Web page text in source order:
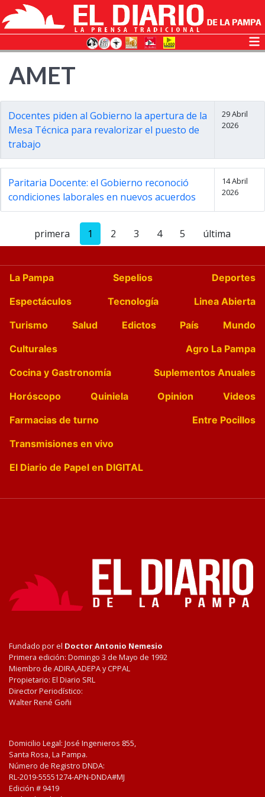
AMET
Docentes piden al Gobierno la apertura de la
Mesa Técnica para revalorizar el puesto de
trabajo
29 Abril
2026
Paritaria Docente: el Gobierno reconoció
condiciones laborales en nuevos acuerdos
14 Abril
2026
primera 1 2 3 4 5 última
La Pampa Sepelios
Deportes
Espectáculos
Tecnología
Linea Abierta
Turismo
Salud Edictos País
Mundo
Culturales
Agro La Pampa
Cocina y Gastronomía
Suplementos Anuales
Horóscopo
Quiniela Opinion
Videos
Farmacias de turno
Entre Pocillos
Transmisiones en vivo
El Diario de Papel en DIGITAL
Fundado por el Doctor Antonio Nemesio
Primera edición: Domingo 3 de Mayo de 1992
Miembro de ADIRA,ADEPA y CPPAL
Propietario: El Diario SRL
Director Periodístico:
Walter René Goñi
Domicilio Legal: José Ingenieros 855,
Santa Rosa, La Pampa.
Número de Registro DNDA:
RL-2019-55551274-APN-DNDA#MJ
Edición # 9419